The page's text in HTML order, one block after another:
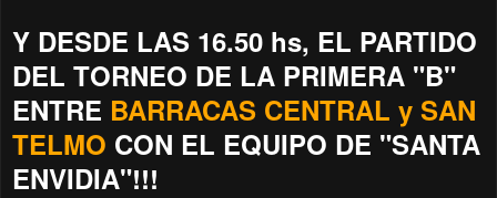
Y DESDE LAS 16.50 hs, EL PARTIDO
DEL TORNEO DE LA PRIMERA "B"
ENTRE BARRACAS CENTRAL y SAN
TELMO CON EL EQUIPO DE "SANTA
ENVIDIA"!!!